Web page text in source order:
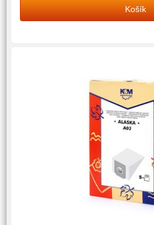
Košík